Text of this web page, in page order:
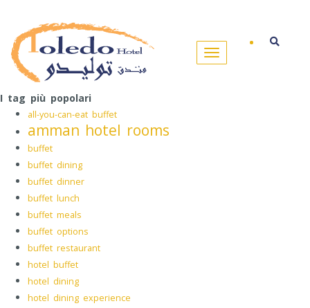
I tag più popolari
all-you-can-eat buffet
amman hotel rooms
buffet
buffet dining
buffet dinner
buffet lunch
buffet meals
buffet options
buffet restaurant
hotel buffet
hotel dining
hotel dining experience